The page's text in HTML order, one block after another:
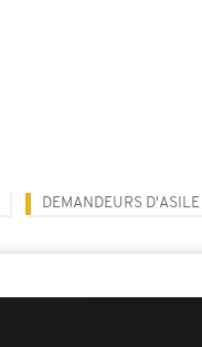
DEMANDEURS D'ASILE